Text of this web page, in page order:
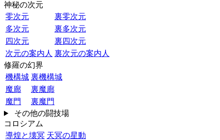
神秘の次元
零次元
裏零次元
多次元
裏多次元
四次元
裏四次元
次元の案内人 裏次元の案内人
修羅の幻界
機構城 裏機構城
魔廊
裏魔廊
魔門
裏魔門
その他の闘技場
コロシアム
導煌と壊冥 天冥の星動